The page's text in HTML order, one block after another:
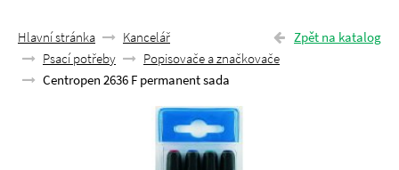
Zpět na katalog
Hlavní stránka
Kancelář
Psací potřeby
Popisovače a značkovače
Centropen 2636 F permanent sada